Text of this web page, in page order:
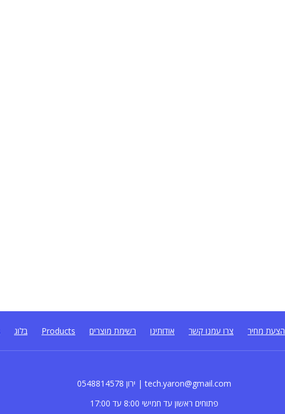
בלוג Products רשימת מוצרים אודותינו צרו עמנו קשר מחיר
0548814578 ירון | tech.yaron@gmail.com
פתוחים ראשון עד חמישי 8:00 עד 17:00